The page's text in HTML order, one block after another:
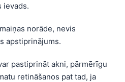
ievads.
norāde, nevis
apstiprinājums.
pastiprināt akni, pārmērīgu
retināšanos pat tad, ja